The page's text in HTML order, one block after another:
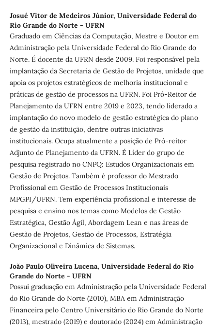
Josué Vitor de Medeiros Júnior, Universidade Federal do
Rio Grande do Norte - UFRN
Graduado em Ciências da Computação, Mestre e Doutor em
Administração pela Universidade Federal do Rio Grande do
Norte. É docente da UFRN desde 2009. Foi responsável pela
implantação da Secretaria de Gestão de Projetos, unidade que
apoia os projetos estratégicos de melhoria institucional e
práticas de gestão de processos na UFRN. Foi Pró-Reitor de
Planejamento da UFRN entre 2019 e 2023, tendo liderado a
implantação do novo modelo de gestão estratégica do plano
de gestão da instituição, dentre outras iniciativas
institucionais. Ocupa atualmente a posição de Pró-reitor
Adjunto de Planejamento da UFRN. É Líder do grupo de
pesquisa registrado no CNPQ: Estudos Organizacionais em
Gestão de Projetos. Também é professor do Mestrado
Profissional em Gestão de Processos Institucionais
MPGPI/UFRN. Tem experiência profissional e interesse de
pesquisa e ensino nos temas como Modelos de Gestão
Estratégica, Gestão Ágil, Abordagem Lean e nas áreas de
Gestão de Projetos, Gestão de Processos, Estratégia
Organizacional e Dinâmica de Sistemas.
João Paulo Oliveira Lucena, Universidade Federal do Rio
Grande do Norte - UFRN
Possui graduação em Administração pela Universidade Federal
do Rio Grande do Norte (2010), MBA em Administração
Financeira pelo Centro Universitário do Rio Grande do Norte
(2013), mestrado (2019) e doutorado (2024) em Administração